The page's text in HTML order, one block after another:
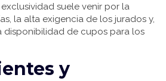
suele venir por la
la alta exigencia de los jurados y,
disponibilidad de cupos para los
y